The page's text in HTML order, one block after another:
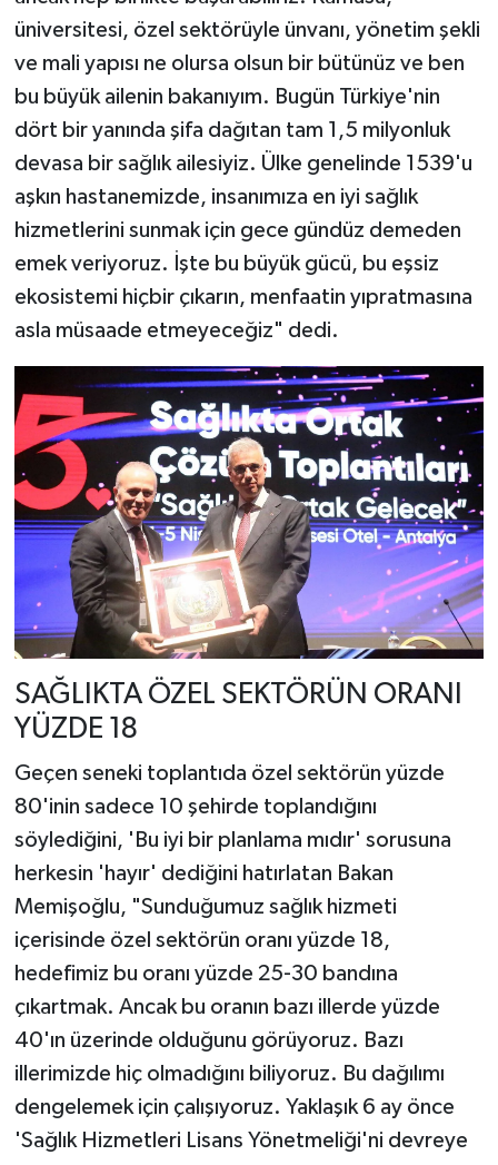
üniversitesi, özel sektörüyle ünvanı, yönetim şekli
ve mali yapısı ne olursa olsun bir bütünüz ve ben
bu büyük ailenin bakanıyım. Bugün Türkiye'nin
dört bir yanında şifa dağıtan tam 1,5 milyonluk
devasa bir sağlık ailesiyiz. Ülke genelinde 1539'u
aşkın hastanemizde, insanımıza en iyi sağlık
hizmetlerini sunmak için gece gündüz demeden
emek veriyoruz. İşte bu büyük gücü, bu eşsiz
ekosistemi hiçbir çıkarın, menfaatin yıpratmasına
asla müsaade etmeyeceğiz" dedi.
SAĞLIKTA ÖZEL SEKTÖRÜN ORANI
YÜZDE 18
Geçen seneki toplantıda özel sektörün yüzde
80'inin sadece 10 şehirde toplandığını
söylediğini, 'Bu iyi bir planlama mıdır' sorusuna
herkesin 'hayır' dediğini hatırlatan Bakan
Memişoğlu, "Sunduğumuz sağlık hizmeti
içerisinde özel sektörün oranı yüzde 18,
hedefimiz bu oranı yüzde 25-30 bandına
çıkartmak. Ancak bu oranın bazı illerde yüzde
40'ın üzerinde olduğunu görüyoruz. Bazı
illerimizde hiç olmadığını biliyoruz. Bu dağılımı
dengelemek için çalışıyoruz. Yaklaşık 6 ay önce
'Sağlık Hizmetleri Lisans Yönetmeliği'ni devreye